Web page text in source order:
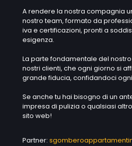
A rendere la nostra compagnia
nostro team, formato da
iva e certificazioni, pronti a
esigenza.
La parte fondamentale del
nostri clienti, che ogni giorno si
grande fiducia, confidandoci
Se anche tu hai bisogno di un
impresa di pulizia o qualsiasi
sito web!
Partner: